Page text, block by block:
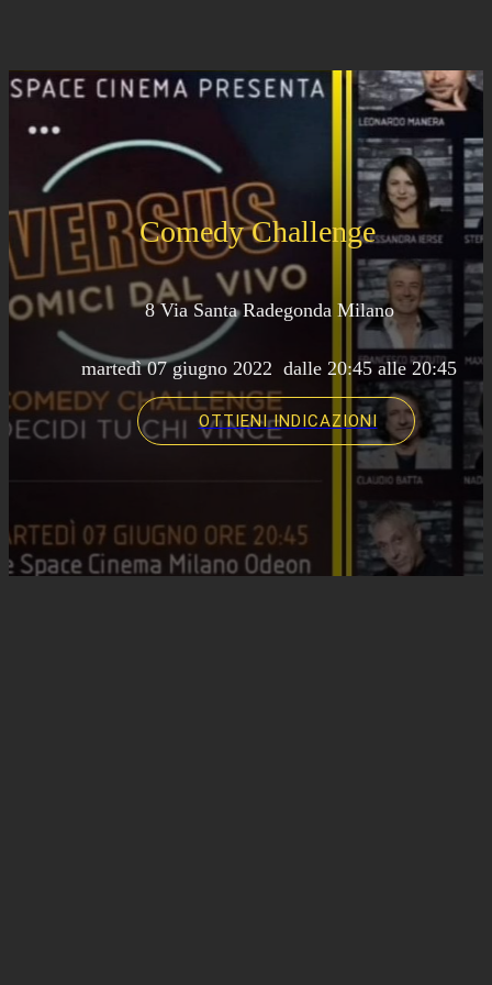
Comedy Challenge
8 Via Santa Radegonda Milano
martedì 07 giugno 2022  dalle 20:45 alle 20:45
OTTIENI INDICAZIONI